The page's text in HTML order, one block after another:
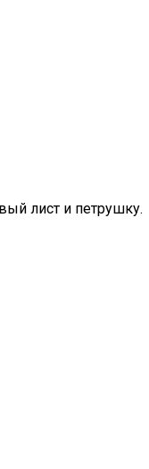
лист и петрушку.